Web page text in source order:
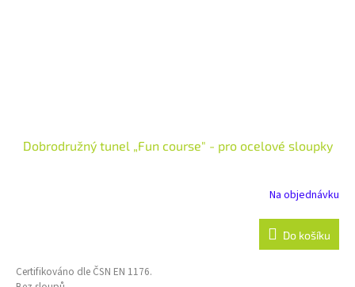
Dobrodružný tunel „Fun course" - pro ocelové sloupky
Na objednávku
Do košíku
Certifikováno dle ČSN EN 1176.